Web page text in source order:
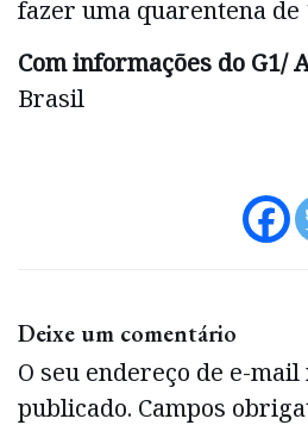
fazer uma quarentena de
Com informações do G1/
Brasil
Deixe um comentário
O seu endereço de e-mail
publicado. Campos